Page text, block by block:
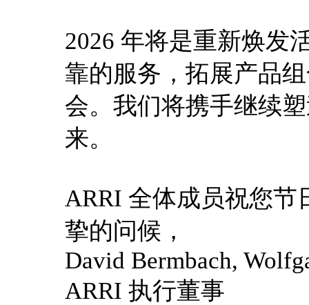
2026 年将是重新焕发
靠的服务，拓展产品
会。我们将携手继续
来。
ARRI 全体成员祝您节
挚的问候，
David Bermbach,
ARRI 执行董事